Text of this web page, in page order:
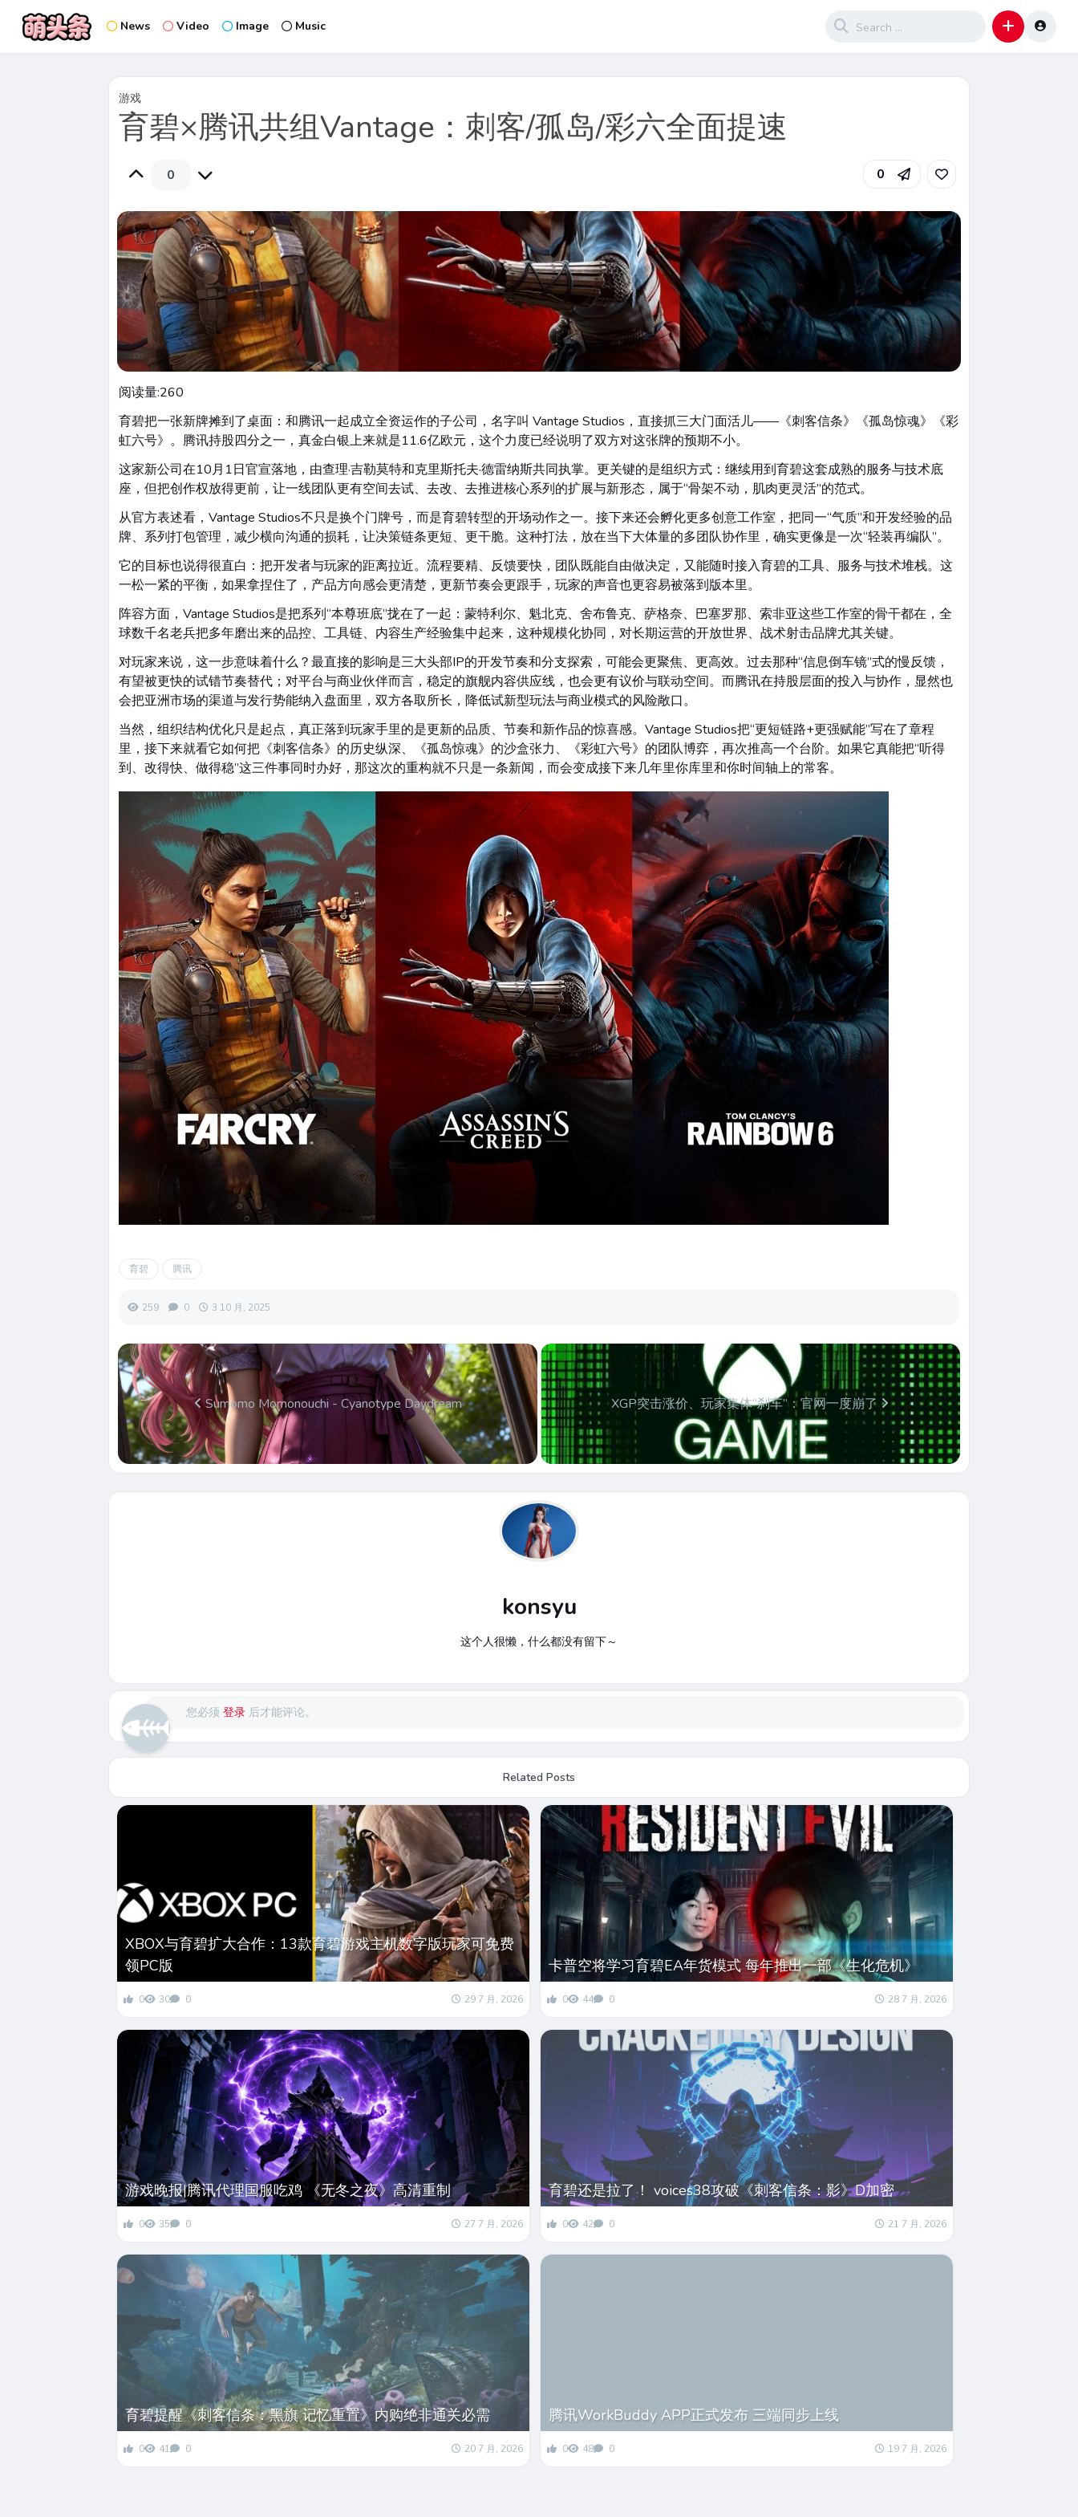
News Video Image Music
游戏
育碧×腾讯共组Vantage：刺客/孤岛/彩六全面提速
0 0
阅读量:260
育碧把一张新牌摊到了桌面：和腾讯一起成立全资运作的子公司，名字叫 Vantage Studios，直接抓三大门面活儿——《刺客信条》《孤岛惊魂》《彩
虹六号》。腾讯持股四分之一，真金白银上来就是11.6亿欧元，这个力度已经说明了双方对这张牌的预期不小。
这家新公司在10月1日官宣落地，由查理·吉勒莫特和克里斯托夫·德雷纳斯共同执掌。更关键的是组织方式：继续用到育碧这套成熟的服务与技术底
座，但把创作权放得更前，让一线团队更有空间去试、去改、去推进核心系列的扩展与新形态，属于“骨架不动，肌肉更灵活”的范式。
从官方表述看，Vantage Studios不只是换个门牌号，而是育碧转型的开场动作之一。接下来还会孵化更多创意工作室，把同一“气质”和开发经验的品
牌、系列打包管理，减少横向沟通的损耗，让决策链条更短、更干脆。这种打法，放在当下大体量的多团队协作里，确实更像是一次“轻装再编队”。
它的目标也说得很直白：把开发者与玩家的距离拉近。流程要精、反馈要快，团队既能自由做决定，又能随时接入育碧的工具、服务与技术堆栈。这
一松一紧的平衡，如果拿捏住了，产品方向感会更清楚，更新节奏会更跟手，玩家的声音也更容易被落到版本里。
阵容方面，Vantage Studios是把系列“本尊班底”拢在了一起：蒙特利尔、魁北克、舍布鲁克、萨格奈、巴塞罗那、索非亚这些工作室的骨干都在，全
球数千名老兵把多年磨出来的品控、工具链、内容生产经验集中起来，这种规模化协同，对长期运营的开放世界、战术射击品牌尤其关键。
对玩家来说，这一步意味着什么？最直接的影响是三大头部IP的开发节奏和分支探索，可能会更聚焦、更高效。过去那种“信息倒车镜”式的慢反馈，
有望被更快的试错节奏替代；对平台与商业伙伴而言，稳定的旗舰内容供应线，也会更有议价与联动空间。而腾讯在持股层面的投入与协作，显然也
会把亚洲市场的渠道与发行势能纳入盘面里，双方各取所长，降低试新型玩法与商业模式的风险敞口。
当然，组织结构优化只是起点，真正落到玩家手里的是更新的品质、节奏和新作品的惊喜感。Vantage Studios把“更短链路+更强赋能”写在了章程
里，接下来就看它如何把《刺客信条》的历史纵深、《孤岛惊魂》的沙盒张力、《彩虹六号》的团队博弈，再次推高一个台阶。如果它真能把“听得
到、改得快、做得稳”这三件事同时办好，那这次的重构就不只是一条新闻，而会变成接下来几年里你库里和你时间轴上的常客。
育碧 腾讯
259 0 3 10 月, 2025
Sumomo Momonouchi - Cyanotype Daydream XGP突击涨价、玩家集体“刹车”：官网一度崩了
konsyu
这个人很懒，什么都没有留下～
您必须登录 后才能评论。
Related Posts
XBOX与育碧扩大合作：13款育碧游戏主机数字版玩家可免费
领PC版
0 30 0 29 7 月, 2026
卡普空将学习育碧EA年货模式 每年推出一部《生化危机》
0 44 0 28 7 月, 2026
游戏晚报|腾讯代理国服吃鸡 《无冬之夜》高清重制
0 35 0 27 7 月, 2026
育碧还是拉了！ voices38攻破《刺客信条：影》D加密
0 42 0 21 7 月, 2026
育碧提醒《刺客信条：黑旗 记忆重置》内购绝非通关必需
0 41 0 20 7 月, 2026
腾讯WorkBuddy APP正式发布 三端同步上线
0 48 0 19 7 月, 2026